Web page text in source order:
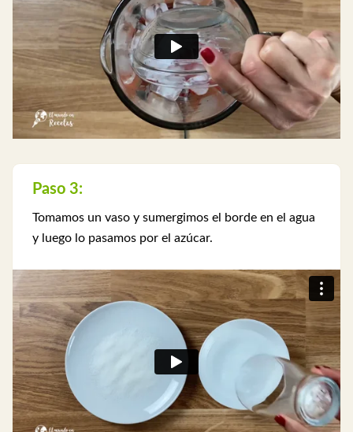
Paso 3:
Tomamos un vaso y sumergimos el borde en el agua
y luego lo pasamos por el azúcar.